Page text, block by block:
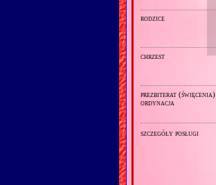
rodzice
chrzest
prezbiterat (święcenia)
ordynacja
szczegóły posługi